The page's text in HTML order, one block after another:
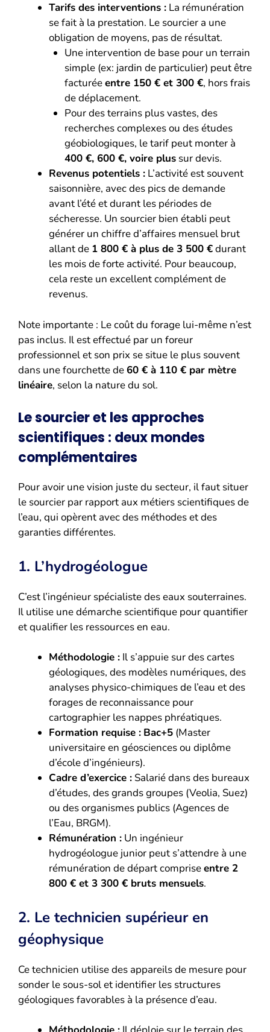
Tarifs des interventions : La rémunération
se fait à la prestation. Le sourcier a une
obligation de moyens, pas de résultat.
Une intervention de base pour un terrain
simple (ex: jardin de particulier) peut être
facturéeentre 150 € et 300 €, hors frais
de déplacement.
Pour des terrains plus vastes, des
recherches complexes ou des études
géobiologiques, le tarif peut monter à
400 €, 600 €, voire plussur devis.
Revenus potentiels : L’activité est souvent
saisonnière, avec des pics de demande
avant l’été et durant les périodes de
sécheresse. Un sourcier bien établi peut
générer un chiffre d’affaires mensuel brut
allant de 1 800 € à plus de 3 500 €durant
les mois de forte activité. Pour beaucoup,
cela reste un excellent complément de
revenus.
Note importante : Le coût du forage lui-même n’est
pas inclus. Il est effectué par un foreur
professionnel et son prix se situe le plus souvent
dans une fourchette de 60 € à 110 € par mètre
linéaire, selon la nature du sol.
Le sourcier et les approches
scientifiques : deux mondes
complémentaires
Pour avoir une vision juste du secteur, il faut situer
le sourcier par rapport aux métiers scientifiques de
l’eau, qui opèrent avec des méthodes et des
garanties différentes.
1. L’hydrogéologue
C’est l’ingénieur spécialiste des eaux souterraines.
Il utilise une démarche scientifique pour quantifier
et qualifier les ressources en eau.
Méthodologie : Il s’appuie sur des cartes
géologiques, des modèles numériques, des
analyses physico-chimiques de l’eau et des
forages de reconnaissance pour
cartographier les nappes phréatiques.
Formation requise : Bac+5 (Master
universitaire en géosciences ou diplôme
d’école d’ingénieurs).
Cadre d’exercice : Salarié dans des bureaux
d’études, des grands groupes (Veolia, Suez)
ou des organismes publics (Agences de
l’Eau, BRGM).
Rémunération : Un ingénieur
hydrogéologue junior peut s’attendre à une
rémunération de départ compriseentre 2
800 € et 3 300 € bruts mensuels.
2. Le technicien supérieur en
géophysique
Ce technicien utilise des appareils de mesure pour
sonder le sous-sol et identifier les structures
géologiques favorables à la présence d’eau.